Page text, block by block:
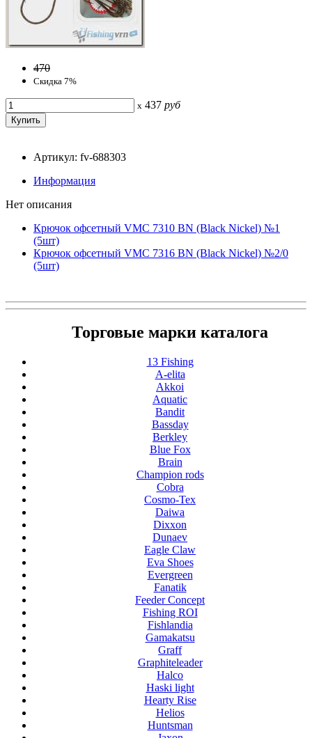
470
Скидка 7%
x 437 руб
Артикул: fv-688303
Информация
Нет описания
Крючок офсетный VMC 7310 BN (Black Nickel) №1
(5шт)
Крючок офсетный VMC 7316 BN (Black Nickel) №2/0
(5шт)
Торговые марки каталога
13 Fishing
A-elita
Akkoi
Aquatic
Bandit
Bassday
Berkley
Blue Fox
Brain
Champion rods
Cobra
Cosmo-Tex
Daiwa
Dixxon
Dunaev
Eagle Claw
Eva Shoes
Evergreen
Fanatik
Feeder Concept
Fishing ROI
Fishlandia
Gamakatsu
Graff
Graphiteleader
Halco
Haski light
Hearty Rise
Helios
Huntsman